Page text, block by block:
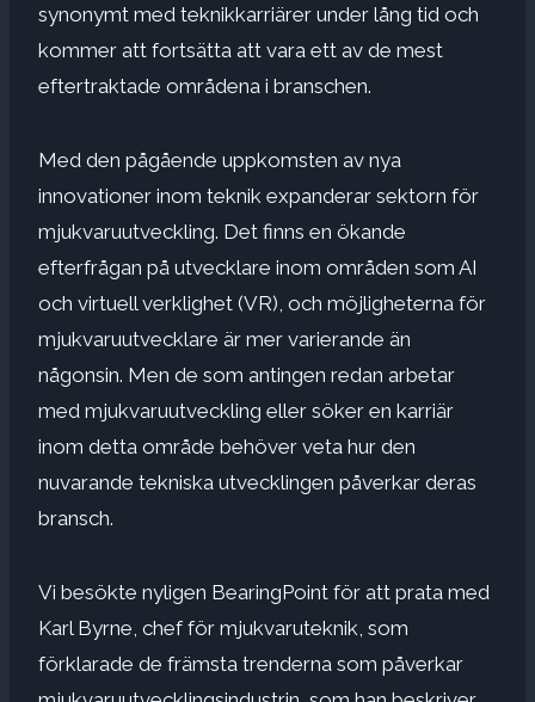
synonymt med teknikkarriärer under lång tid och
kommer att fortsätta att vara ett av de mest
eftertraktade områdena i branschen.
Med den pågående uppkomsten av nya
innovationer inom teknik expanderar sektorn för
mjukvaruutveckling. Det finns en ökande
efterfrågan på utvecklare inom områden som AI
och virtuell verklighet (VR), och möjligheterna för
mjukvaruutvecklare är mer varierande än
någonsin. Men de som antingen redan arbetar
med mjukvaruutveckling eller söker en karriär
inom detta område behöver veta hur den
nuvarande tekniska utvecklingen påverkar deras
bransch.
Vi besökte nyligen BearingPoint för att prata med
Karl Byrne, chef för mjukvaruteknik, som
förklarade de främsta trenderna som påverkar